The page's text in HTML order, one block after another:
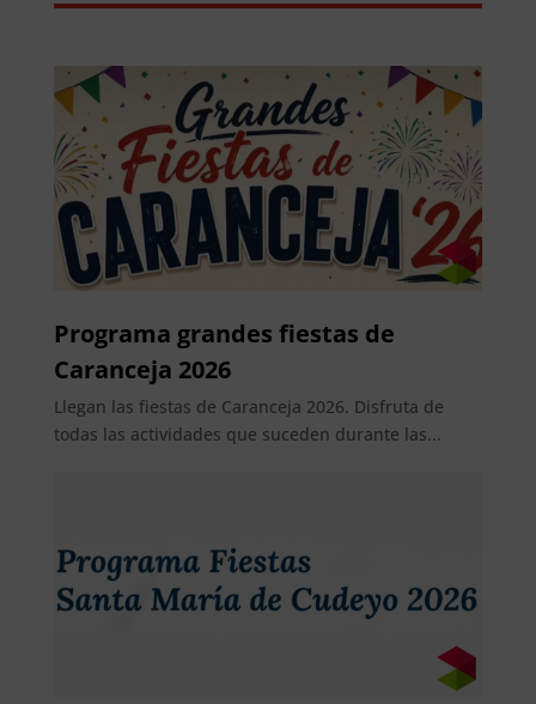
Programa grandes fiestas de
Caranceja 2026
Llegan las fiestas de Caranceja 2026. Disfruta de
todas las actividades que suceden durante las...